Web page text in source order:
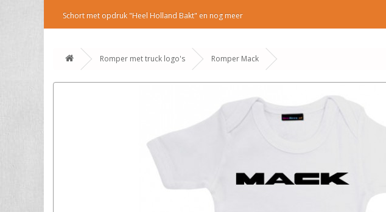
Schort met opdruk "Heel Holland Bakt" en nog meer
Romper met truck logo's Romper Mack